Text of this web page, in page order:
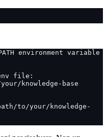
environment variable
file:
knowledge-base
to/your/knowledge-